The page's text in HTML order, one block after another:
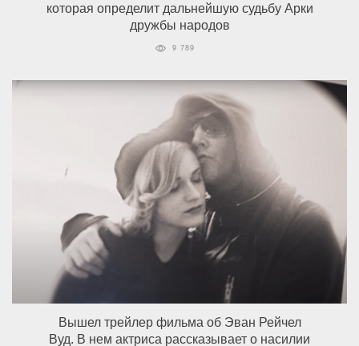
которая определит дальнейшую судьбу Арки
дружбы народов
9 789
Вышел трейлер фильма об Эван Рейчел
Вуд. В нем актриса рассказывает о насилии